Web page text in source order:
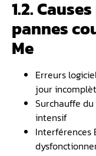
1.2.
pannes
Me
Erreurs
jour
Surchauffe
intensif
Interférences